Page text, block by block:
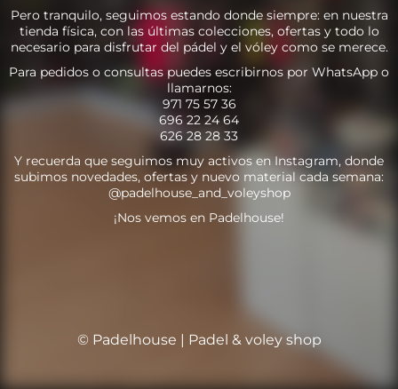
Pero tranquilo, seguimos estando donde siempre: en nuestra
tienda física, con las últimas colecciones, ofertas y todo lo
necesario para disfrutar del pádel y el vóley como se merece.
Para pedidos o consultas puedes escribirnos por WhatsApp o
llamarnos:
971 75 57 36
696 22 24 64
626 28 28 33
Y recuerda que seguimos muy activos en Instagram, donde
subimos novedades, ofertas y nuevo material cada semana:
@padelhouse_and_voleyshop
¡Nos vemos en Padelhouse!
© Padelhouse | Padel & voley shop